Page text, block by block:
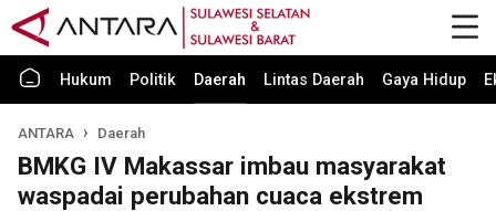
Hukum Politik Daerah Lintas Daerah Gaya Hidup
ANTARA Daerah
BMKG IV Makassar imbau masyarakat
waspadai perubahan cuaca ekstrem